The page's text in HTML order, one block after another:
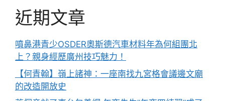
近期文章
噴鼻港青少OSDER奧斯德汽車材料年為何組團北
上？親身經歷廣州技巧魅力！
【何青翰】嶺上諸神：一座南找九宮格會議邊文廟
的改造開放史